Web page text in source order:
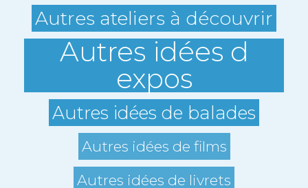
Autres ateliers à découvrir
Autres idées d
expos
Autres idées de balades
Autres idées de films
Autres idées de livrets